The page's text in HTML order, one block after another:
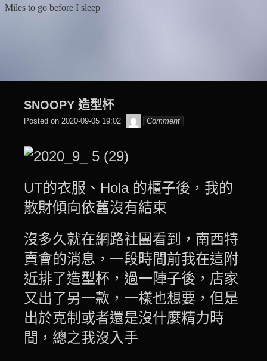
Miles to go before I sleep
SNOOPY 造型杯
Posted on 2020-09-05 19:02
๙
翔
Comment
UT的衣服 、Hola 的櫃子後，我的
散財傾向依舊沒有結束
沒多久就在網路社團看到，南西特
賣會的消息， 一段時間前我在這附
近排了造型杯 ，過一陣子後，店家
又出了另一款，一樣也想要，但是
出於克制或者還是沒什麼精力時
間，總之我沒入手